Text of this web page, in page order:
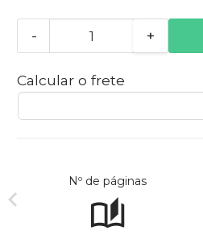
- +
Calcular o frete
Nº de páginas